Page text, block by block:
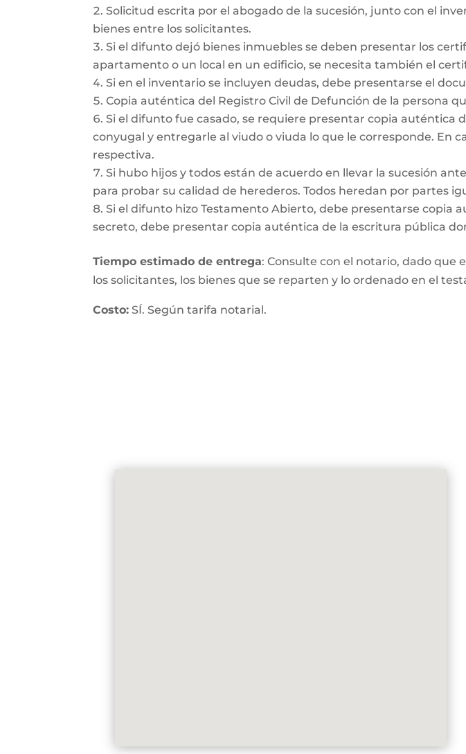
Solicitud escrita por el abogado de la sucesión, junto con el
bienes entre los solicitantes.
Si el difunto dejó bienes inmuebles se deben presentar los
apartamento o un local en un edificio, se necesita también el
Si en el inventario se incluyen deudas, debe presentarse el
Copia auténtica del Registro Civil de Defunción de la persona
Si el difunto fue casado, se requiere presentar copia auténtica
conyugal y entregarle al viudo o viuda lo que le corresponde. En
respectiva.
Si hubo hijos y todos están de acuerdo en llevar la sucesión
para probar su calidad de herederos. Todos heredan por partes
Si el difunto hizo Testamento Abierto, debe presentarse copia
secreto, debe presentar copia auténtica de la escritura pública
Tiempo estimado de entrega: Consulte con el notario, dado que
los solicitantes, los bienes que se reparten y lo ordenado en el
Costo: SÍ. Según tarifa notarial.